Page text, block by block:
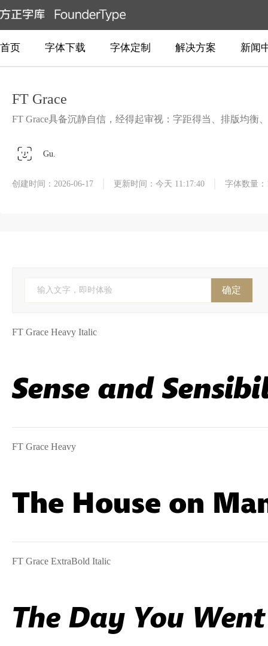
首页 字体下载 字体定制 解决方案 新闻
FT Grace
FT Grace具备沉静自信，经得起审视：字距得当、排版均
Gu.
创建时间：2026-06-17 更新时间：今天 11:17:40 字体数量：
输入文字，即时体验 确定
FT Grace Heavy Italic
Sense and
FT Grace Heavy
The House on
FT Grace ExtraBold Italic
The Day You